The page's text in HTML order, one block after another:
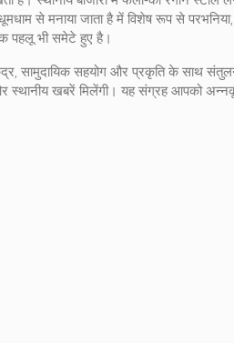
से मनाया जाता हैमें विशेष रूप से परभनिया,
पहलू भी समेटे हुए है।
सामुदायिक सहयोग और प्रकृति के साथ
स्थानीय खबरें मिलेंगी। यह संग्रह आपको